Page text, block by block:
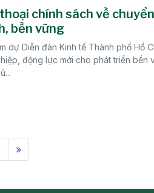
chính sách về
bền vững
dự Diễn đàn Kinh tế Thành phố Hồ
động lực mới cho phát triển bền
»